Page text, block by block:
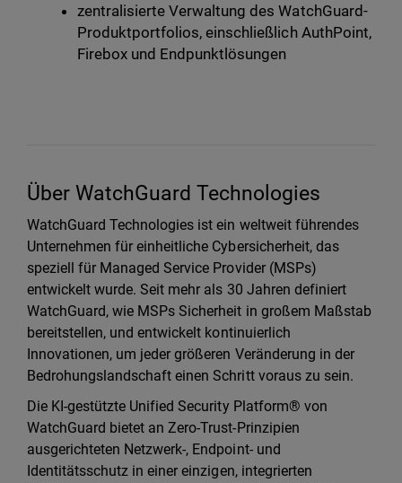
zentralisierte Verwaltung des WatchGuard-
Produktportfolios, einschließlich AuthPoint,
Firebox und Endpunktlösungen
Über WatchGuard Technologies
WatchGuard Technologies ist ein weltweit führendes
Unternehmen für einheitliche Cybersicherheit, das
speziell für Managed Service Provider (MSPs)
entwickelt wurde. Seit mehr als 30 Jahren definiert
WatchGuard, wie MSPs Sicherheit in großem Maßstab
bereitstellen, und entwickelt kontinuierlich
Innovationen, um jeder größeren Veränderung in der
Bedrohungslandschaft einen Schritt voraus zu sein.
Die KI-gestützte Unified Security Platform® von
WatchGuard bietet an Zero-Trust-Prinzipien
ausgerichteten Netzwerk-, Endpoint- und
Identitätsschutz in einer einzigen, integrierten